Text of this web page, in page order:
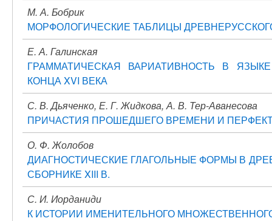
М. А. Бобрик
МОРФОЛОГИЧЕСКИЕ ТАБЛИЦЫ
Е. А. Галинская
ГРАММАТИЧЕСКАЯ ВАРИАТИВНОСТЬ В
КОНЦА XVI ВЕКА
С. В. Дьяченко, Е. Г. Жидкова, А. В. Тер-Аванесова
ПРИЧАСТИЯ ПРОШЕДШЕГО ВРЕМЕНИ И
О. Ф. Жолобов
ДИАГНОСТИЧЕСКИЕ ГЛАГОЛЬНЫЕ ФОРМЫ В
СБОРНИКЕ XIII В.
С. И. Иорданиди
К ИСТОРИИ ИМЕНИТЕЛЬНОГО